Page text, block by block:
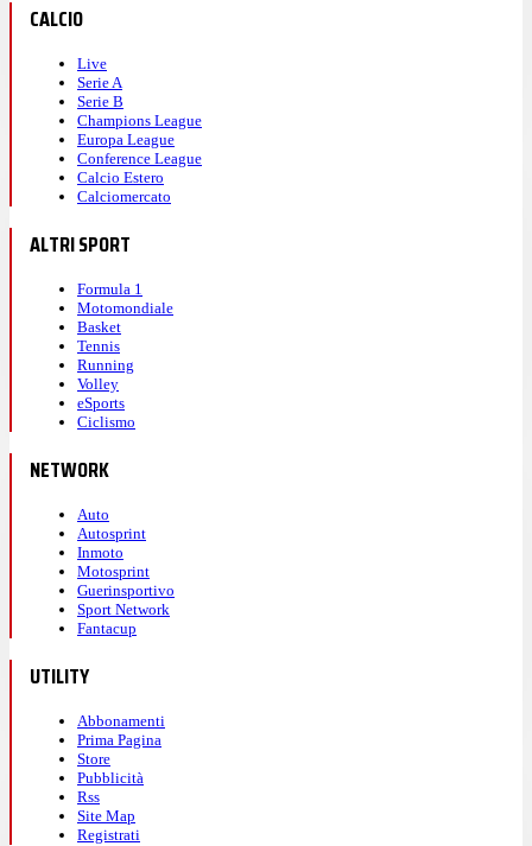
CALCIO
Live
Serie A
Serie B
Champions League
Europa League
Conference League
Calcio Estero
Calciomercato
ALTRI SPORT
Formula 1
Motomondiale
Basket
Tennis
Running
Volley
eSports
Ciclismo
NETWORK
Auto
Autosprint
Inmoto
Motosprint
Guerinsportivo
Sport Network
Fantacup
UTILITY
Abbonamenti
Prima Pagina
Store
Pubblicità
Rss
Site Map
Registrati